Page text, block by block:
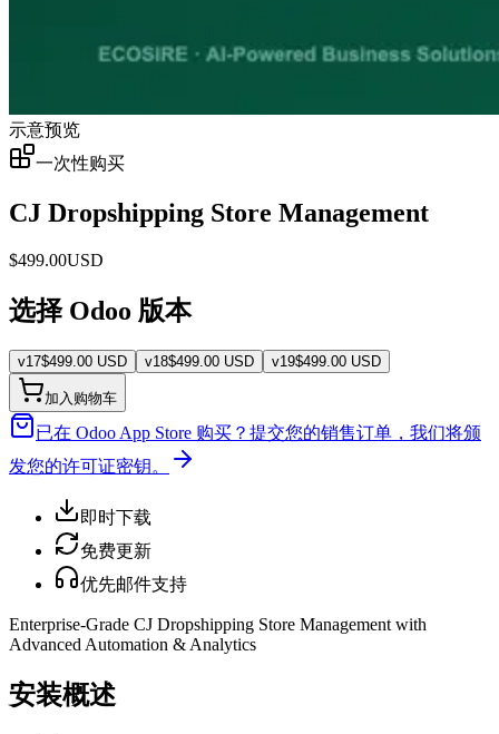
示意预览
一次性购买
CJ Dropshipping Store Management
$499.00USD
选择 Odoo 版本
v17$499.00 USD v18$499.00 USD v19$499.00 USD
加入购物车
已在 Odoo App Store 购买？ 提交您的销售订单，我们将颁
发您的许可证密钥。
即时下载
免费更新
优先邮件支持
Enterprise-Grade CJ Dropshipping Store Management with
Advanced Automation & Analytics
安装概述